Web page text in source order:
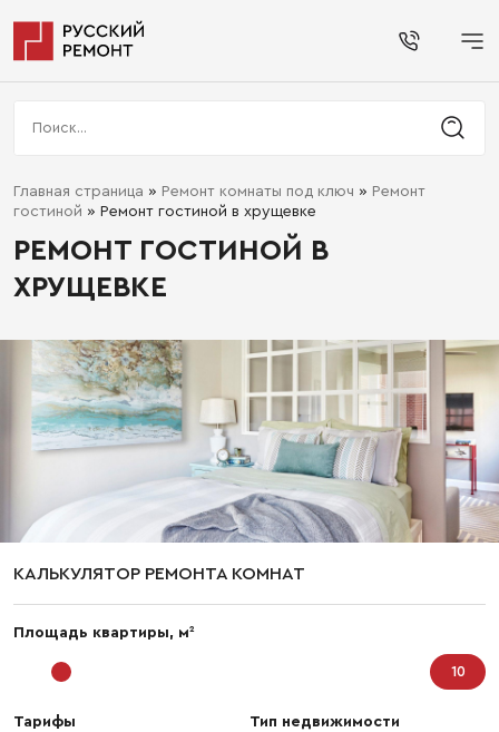
Главная страница » Ремонт комнаты под ключ » Ремонт
гостиной » Ремонт гостиной в хрущевке
РЕМОНТ ГОСТИНОЙ В
ХРУЩЕВКЕ
КАЛЬКУЛЯТОР РЕМОНТА КОМНАТ
Площадь квартиры, м2
Тарифы Тип недвижимости